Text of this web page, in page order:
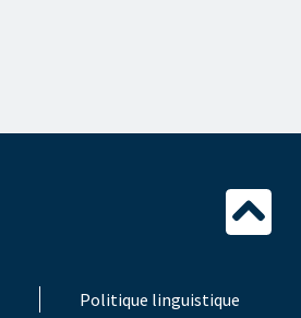
Politique linguistique